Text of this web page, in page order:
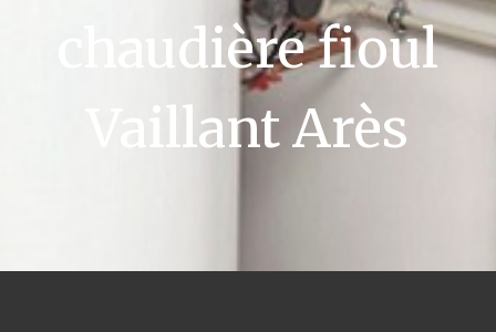
chaudière fioul
Vaillant Arès